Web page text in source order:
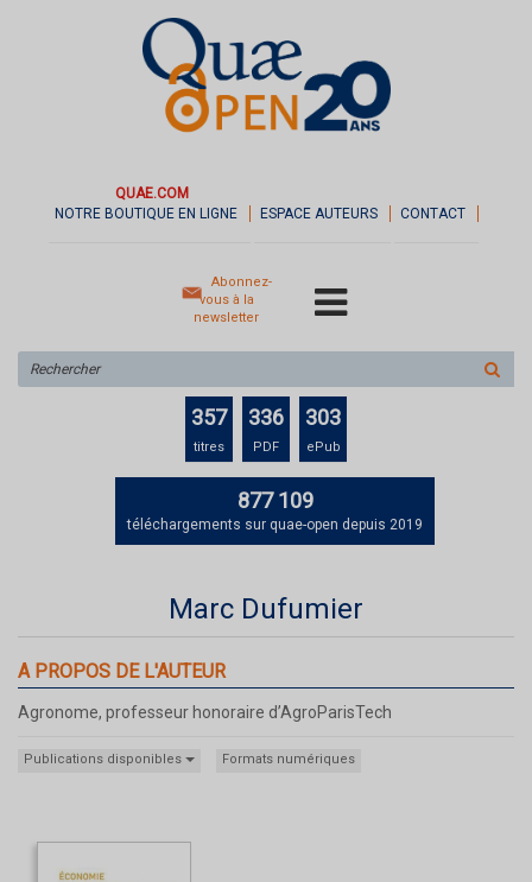
QUAE.COM
NOTRE BOUTIQUE EN LIGNE
ESPACE AUTEURS CONTACT
Abonnez-
vous à la
newsletter
sur
le
357
titres
336
PDF
303
ePub
877 109
téléchargements sur quae-open depuis 2019
Marc Dufumier
A PROPOS DE L'AUTEUR
Agronome, professeur honoraire d’AgroParisTech
Publications disponibles Formats numériques